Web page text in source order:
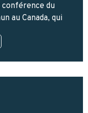
du
au Canada, qui